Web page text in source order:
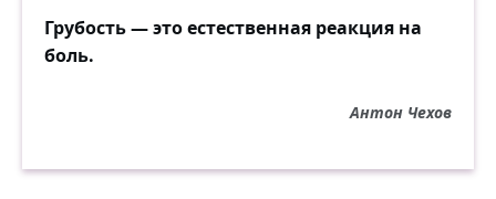
Грубость — это естественная реакция на
боль.
Антон Чехов